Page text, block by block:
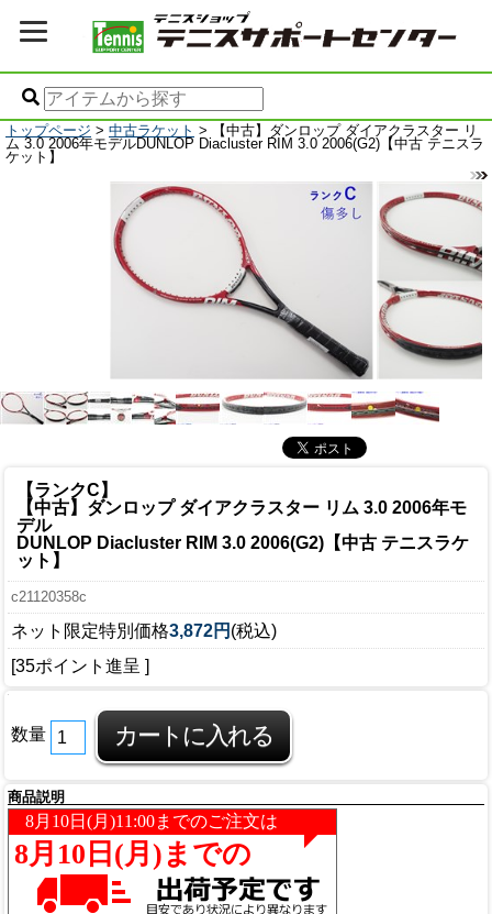
トップページ > 中古ラケット > 【中古】ダンロップ ダイアクラスター リ
ム 3.0 2006年モデルDUNLOP Diacluster RIM 3.0 2006(G2)【中古 テニスラ
ケット】
【ランクC】
【中古】ダンロップ ダイアクラスター リム 3.0 2006年モ
デル
DUNLOP Diacluster RIM 3.0 2006(G2)【中古 テニスラケ
ット】
c21120358c
ネット限定特別価格3,872円 (税込)
[35ポイント進呈 ]
数量
商品説明